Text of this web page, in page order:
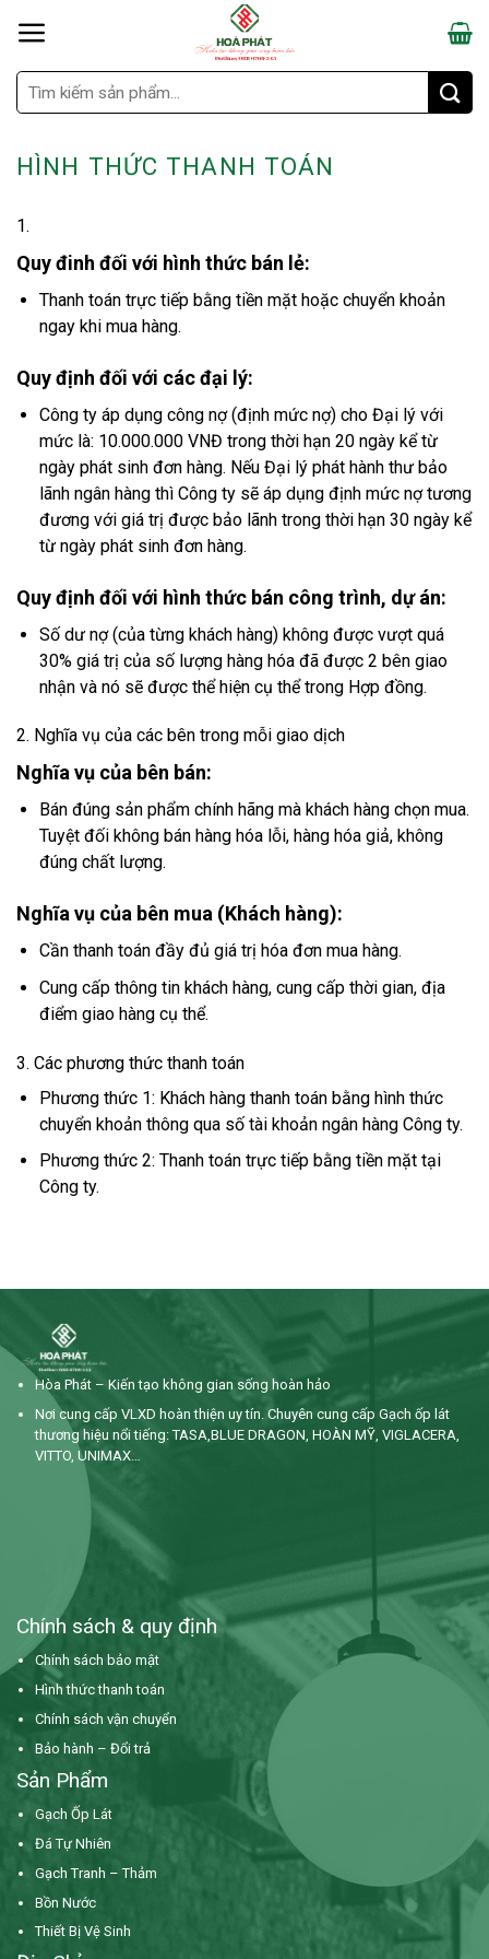
Search
for:
HÌNH THỨC THANH TOÁN
1.
Quy đinh đối với hình thức bán lẻ:
Thanh toán trực tiếp bằng tiền mặt hoặc chuyển khoản
ngay khi mua hàng.
Quy định đối với các đại lý:
Công ty áp dụng công nợ (định mức nợ) cho Đại lý với
mức là: 10.000.000 VNĐ trong thời hạn 20 ngày kể từ
ngày phát sinh đơn hàng. Nếu Đại lý phát hành thư bảo
lãnh ngân hàng thì Công ty sẽ áp dụng định mức nợ tương
đương với giá trị được bảo lãnh trong thời hạn 30 ngày kể
từ ngày phát sinh đơn hàng.
Quy định đối với hình thức bán công trình, dự án:
Số dư nợ (của từng khách hàng) không được vượt quá
30% giá trị của số lượng hàng hóa đã được 2 bên giao
nhận và nó sẽ được thể hiện cụ thể trong Hợp đồng.
2. Nghĩa vụ của các bên trong mỗi giao dịch
Nghĩa vụ của bên bán:
Bán đúng sản phẩm chính hãng mà khách hàng chọn mua.
Tuyệt đối không bán hàng hóa lỗi, hàng hóa giả, không
đúng chất lượng.
Nghĩa vụ của bên mua (Khách hàng):
Cần thanh toán đầy đủ giá trị hóa đơn mua hàng.
Cung cấp thông tin khách hàng, cung cấp thời gian, địa
điểm giao hàng cụ thể.
3. Các phương thức thanh toán
Phương thức 1: Khách hàng thanh toán bằng hình thức
chuyển khoản thông qua số tài khoản ngân hàng Công ty.
Phương thức 2: Thanh toán trực tiếp bằng tiền mặt tại
Công ty.
Hòa Phát – Kiến tạo không gian sống hoàn hảo
Nơi cung cấp VLXD hoàn thiện uy tín. Chuyên cung cấp Gạch ốp lát
thương hiệu nổi tiếng: TASA,BLUE DRAGON, HOÀN MỸ, VIGLACERA,
VITTO, UNIMAX…
Chính sách & quy định
Chính sách bảo mật
Hình thức thanh toán
Chính sách vận chuyển
Bảo hành – Đổi trả
Sản Phẩm
Gạch Ốp Lát
Đá Tự Nhiên
Gạch Tranh – Thảm
Bồn Nước
Thiết Bị Vệ Sinh